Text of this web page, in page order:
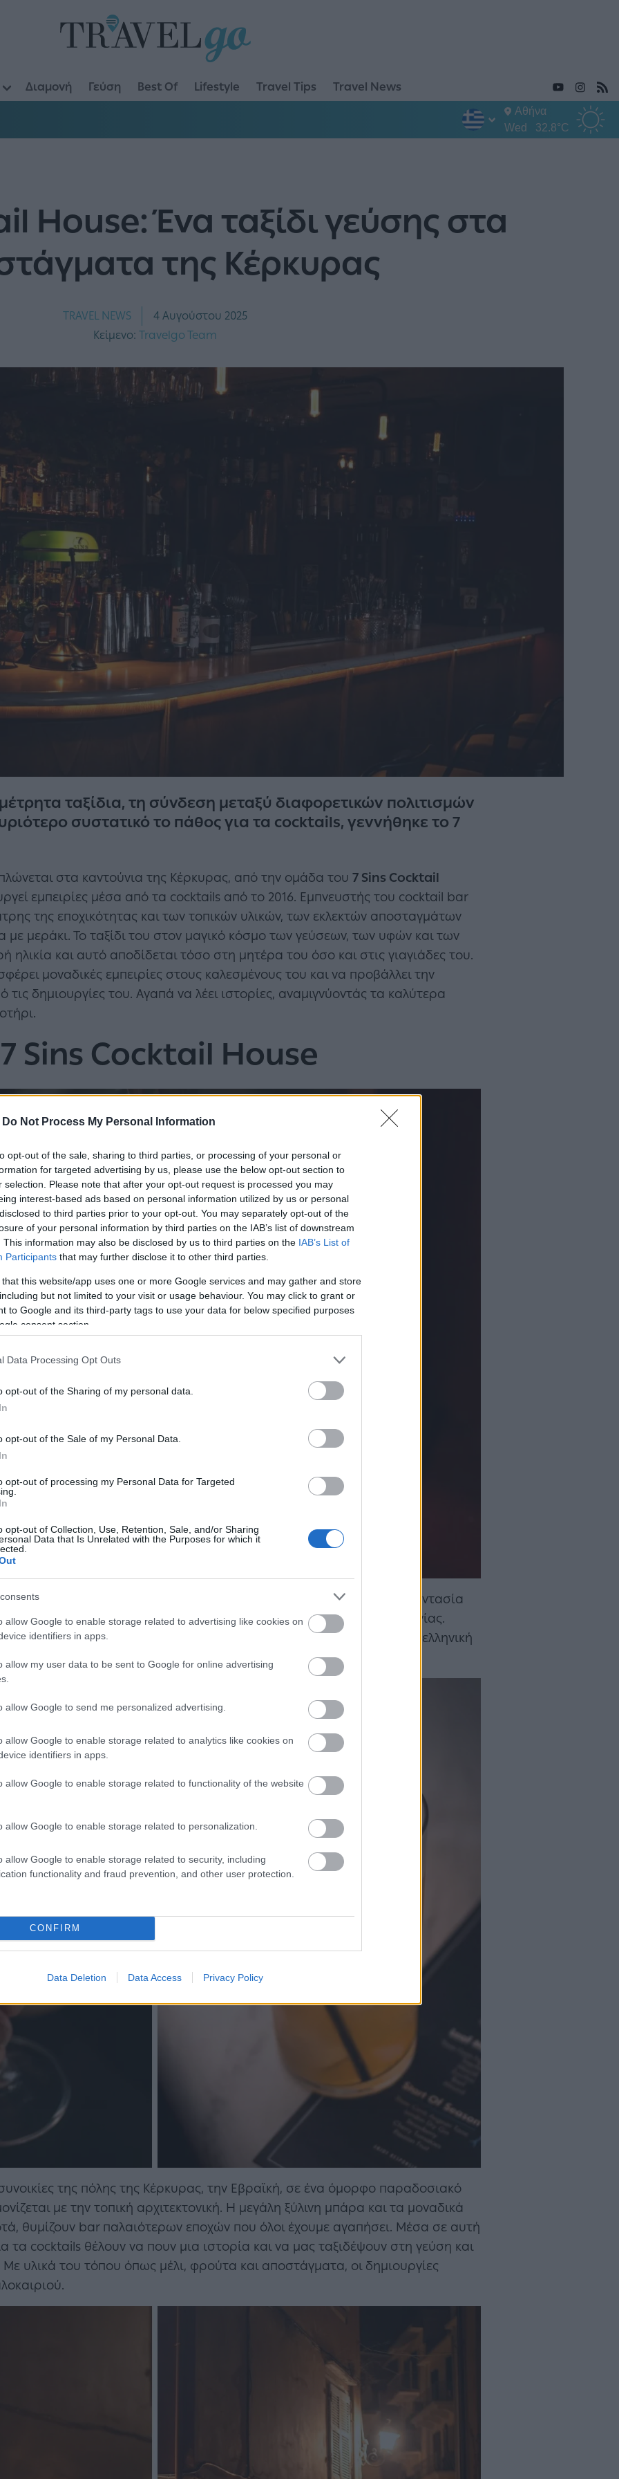
Do Not Process My Personal Information
opt-out of the sale, sharing to third parties, or processing of your personal or
for targeted advertising by us, please use the below opt-out section to
selection. Please note that after your opt-out request is processed you may
interest-based ads based on personal information utilized by us or personal
to third parties prior to your opt-out. You may separately opt-out of the
of your personal information by third parties on the IAB’s list of downstream
This information may also be disclosed by us to third parties on the IAB’s List of
Participants that may further disclose it to other third parties.
that this website/app uses one or more Google services and may gather and store
but not limited to your visit or usage behaviour. You may click to grant or
to Google and its third-party tags to use your data for below specified purposes
consent section.
Data Processing Opt Outs
opt-out of the Sharing of my personal data.
opt-out of the Sale of my Personal Data.
opt-out of processing my Personal Data for Targeted
opt-out of Collection, Use, Retention, Sale, and/or Sharing
Data that Is Unrelated with the Purposes for which it
allow Google to enable storage related to advertising like cookies on
identifiers in apps.
allow my user data to be sent to Google for online advertising
allow Google to send me personalized advertising.
allow Google to enable storage related to analytics like cookies on
identifiers in apps.
allow Google to enable storage related to functionality of the website
allow Google to enable storage related to personalization.
allow Google to enable storage related to security, including
functionality and fraud prevention, and other user protection.
CONFIRM
Data Deletion Data Access Privacy Policy
Διαμονή Γεύση Best Of Lifestyle Travel Tips Travel News
Αθήνα
Wed
32.8°C
House: Ένα ταξίδι γεύσης στα
της Κέρκυρας
TRAVEL NEWS
4 Αυγούστου 2025
Κείμενο: Travelgo Team
ταξίδια, τη σύνδεση μεταξύ διαφορετικών πολιτισμών
συστατικό το πάθος για τα cocktails, γεννήθηκε το 7
στα καντούνια της Κέρκυρας, από την ομάδα του 7 Sins Cocktail
εμπειρίες μέσα από τα cocktails από το 2016. Εμπνευστής του cocktail bar
της εποχικότητας και των τοπικών υλικών, των εκλεκτών αποσταγμάτων
με μεράκι. Το ταξίδι του στον μαγικό κόσμο των γεύσεων, των υφών και των
ηλικία και αυτό αποδίδεται τόσο στη μητέρα του όσο και στις γιαγιάδες του.
μοναδικές εμπειρίες στους καλεσμένους του και να προβάλλει την
δημιουργίες του. Αγαπά να λέει ιστορίες, αναμιγνύοντάς τα καλύτερα
Sins Cocktail House
μια ιστορία βγαλμένη από τις εμπειρίες, τις αναμνήσεις και τη φαντασία
στην Κέρκυρα, το νησί της μουσικής, της τέχνης και της φιλοξενίας.
για να προσφέρει μια αξέχαστη εμπειρία που συνδυάζει την ελληνική
και τη μοναδική εξυπηρέτηση.
της πόλης της Κέρκυρας, την Εβραϊκή, σε ένα όμορφο παραδοσιακό
με την τοπική αρχιτεκτονική. Η μεγάλη ξύλινη μπάρα και τα μοναδικά
θυμίζουν bar παλαιότερων εποχών που όλοι έχουμε αγαπήσει. Μέσα σε αυτή
τα cocktails θέλουν να πουν μια ιστορία και να μας ταξιδέψουν στη γεύση και
υλικά του τόπου όπως μέλι, φρούτα και αποστάγματα, οι δημιουργίες